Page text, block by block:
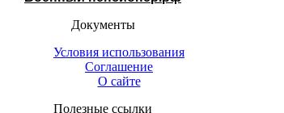
Документы
Условия использования
Соглашение
О сайте
Полезные ссылки